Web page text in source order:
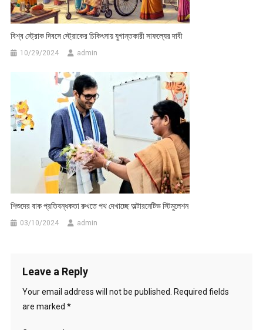
বিশ্ব স্ট্রোক দিবসে স্ট্রোকের চিকিৎসায় যুগান্তকারী সাফল্যের দাবী
10/29/2024 admin
শিশুদের বাক প্রতিবন্ধকতা রুখতে পথ দেখাচ্ছে অল্টারনেটিভ স্টিমুলেশন
03/10/2024 admin
Leave a Reply
Your email address will not be published.
Required fields
are marked *